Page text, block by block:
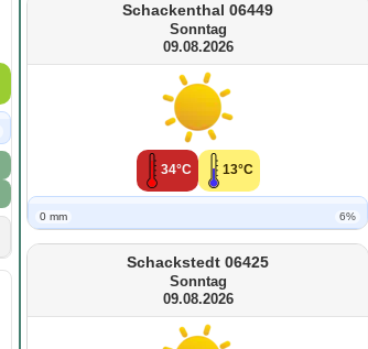
Schackenthal 06449
Sonntag
09.08.2026
34°C 13°C
0 mm 6%
Schackstedt 06425
Sonntag
09.08.2026